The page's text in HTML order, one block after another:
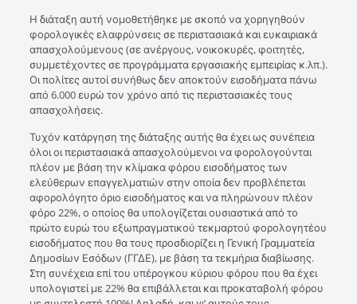
Η διάταξη αυτή νομοθετήθηκε με σκοπό να χορηγηθούν
φορολογικές ελαφρύνσεις σε περιστασιακά και ευκαιριακά
απασχολούμενους (σε ανέργους, νοικοκυρές, φοιτητές,
συμμετέχοντες σε προγράμματα εργασιακής εμπειρίας κ.λπ.).
Οι πολίτες αυτοί συνήθως δεν αποκτούν εισοδήματα πάνω
από 6.000 ευρώ τον χρόνο από τις περιστασιακές τους
απασχολήσεις.
Τυχόν κατάργηση της διάταξης αυτής θα έχει ως συνέπεια
όλοι οι περιστασιακά απασχολούμενοι να φορολογούνται
πλέον με βάση την κλίμακα φόρου εισοδήματος των
ελεύθερων επαγγελματιών στην οποία δεν προβλέπεται
αφορολόγητο όριο εισοδήματος και να πληρώνουν πλέον
φόρο 22%, ο οποίος θα υπολογίζεται ουσιαστικά από το
πρώτο ευρώ του εξωπραγματικού τεκμαρτού φορολογητέου
εισοδήματος που θα τους προσδιορίζει η Γενική Γραμματεία
Δημοσίων Εσόδων (ΓΓΔΕ), με βάση τα τεκμήρια διαβίωσης.
Στη συνέχεια επί του υπέρογκου κύριου φόρου που θα έχει
υπολογιστεί με 22% θα επιβάλλεται και προκαταβολή φόρου